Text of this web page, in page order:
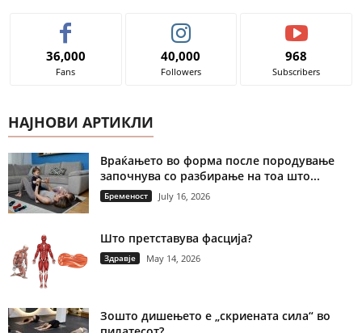
36,000
Fans
40,000
Followers
968
Subscribers
НАЈНОВИ АРТИКЛИ
Враќањето во форма после породување
започнува со разбирање на тоа што...
Бременост July 16, 2026
Што претставува фасција?
Здравје May 14, 2026
Зошто дишењето е „скриената сила“ во